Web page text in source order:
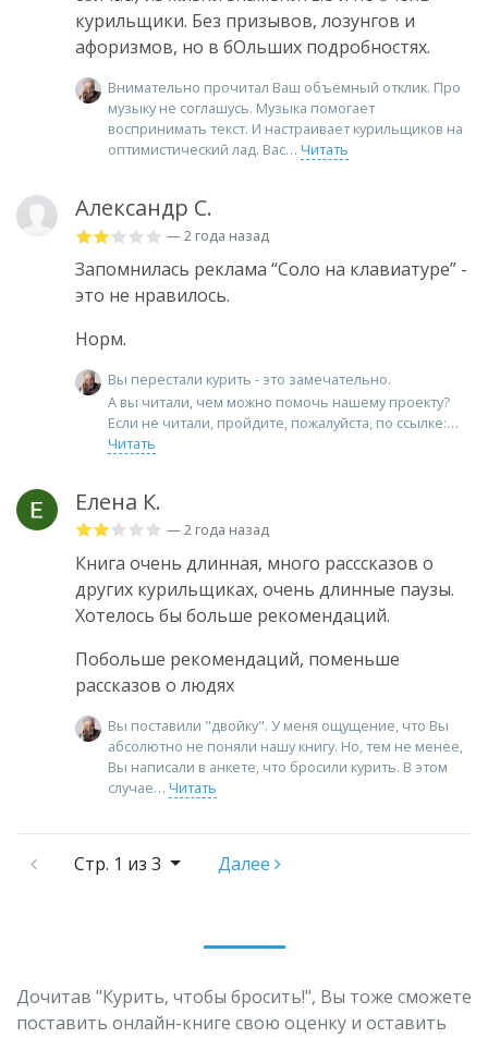
курильщики. Без призывов, лозунгов и
афоризмов, но в бОльших подробностях.
Внимательно прочитал Ваш объёмный отклик. Про
музыку не соглашусь. Музыка помогает
воспринимать текст. И настраивает курильщиков на
оптимистический лад. Вас
Читать
Александр С.
— 2 года назад
Запомнилась реклама “Соло на клавиатуре” -
это не нравилось.
Норм.
Вы перестали курить - это замечательно.
А вы читали, чем можно помочь нашему проекту?
Если не читали, пройдите, пожалуйста, по ссылке:
Читать
Елена К.
— 2 года назад
Книга очень длинная, много расссказов о
других курильщиках, очень длинные паузы.
Хотелось бы больше рекомендаций.
Побольше рекомендаций, поменьше
рассказов о людях
Вы поставили "двойку". У меня ощущение, что Вы
абсолютно не поняли нашу книгу. Но, тем не менее,
Вы написали в анкете, что бросили курить. В этом
случае
Читать
Стр. 1 из 3 Далее
Дочитав "Курить, чтобы бросить!", Вы тоже сможете
поставить онлайн-книге свою оценку и оставить